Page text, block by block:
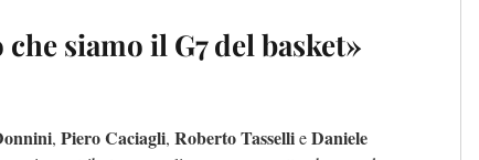
siamo il G7 del basket»
, Piero Caciagli, Roberto TassellieDaniele